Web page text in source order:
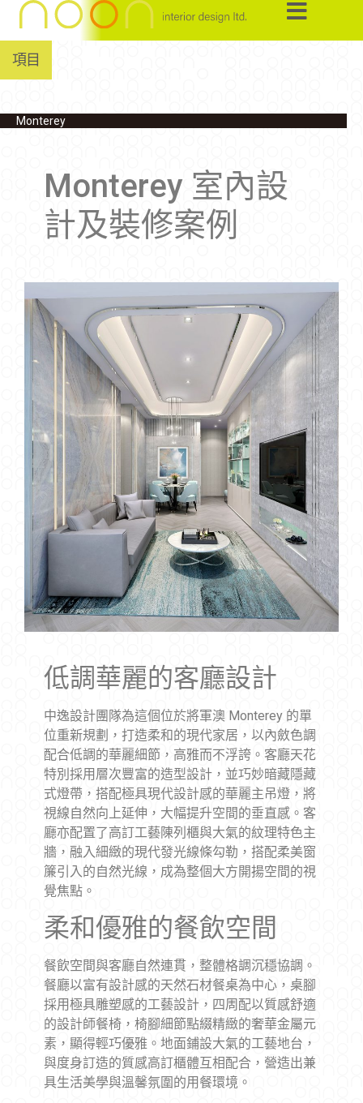
項目
Monterey
Monterey 室內設
計及裝修案例
低調華麗的客廳設計
中逸設計團隊為這個位於將軍澳 Monterey 的單
位重新規劃，打造柔和的現代家居，以內斂色調
配合低調的華麗細節，高雅而不浮誇。客廳天花
特別採用層次豐富的造型設計，並巧妙暗藏隱藏
式燈帶，搭配極具現代設計感的華麗主吊燈，將
視線自然向上延伸，大幅提升空間的垂直感。客
廳亦配置了高訂工藝陳列櫃與大氣的紋理特色主
牆，融入細緻的現代發光線條勾勒，搭配柔美窗
簾引入的自然光線，成為整個大方開揚空間的視
覺焦點。
柔和優雅的餐飲空間
餐飲空間與客廳自然連貫，整體格調沉穩協調。
餐廳以富有設計感的天然石材餐桌為中心，桌腳
採用極具雕塑感的工藝設計，四周配以質感舒適
的設計師餐椅，椅腳細節點綴精緻的奢華金屬元
素，顯得輕巧優雅。地面鋪設大氣的工藝地台，
與度身訂造的質感高訂櫃體互相配合，營造出兼
具生活美學與溫馨氛圍的用餐環境。